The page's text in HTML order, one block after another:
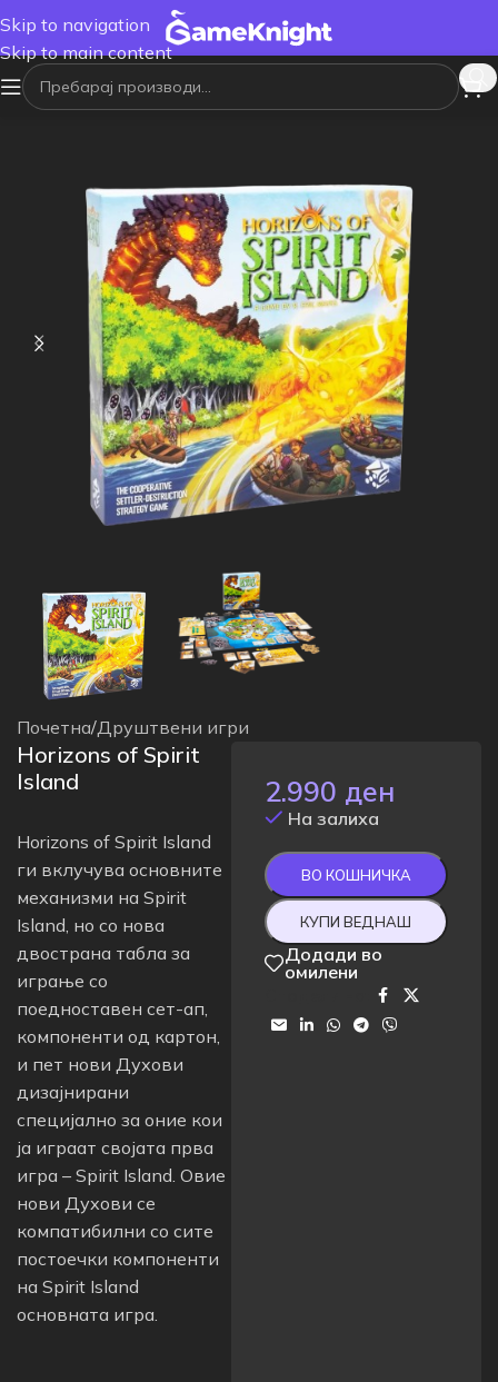
Skip to navigation
Skip to main content
Почетна/Друштвени игри
Horizons of Spirit
Island
Horizons of Spirit Island
ги вклучува основните
механизми на Spirit
Island, но со нова
двострана табла за
играње со
поедноставен сет-ап,
компоненти од картон,
и пет нови Духови
дизајнирани
специјално за оние кои
ја играат својата прва
игра – Spirit Island. Овие
нови Духови се
компатибилни со сите
постоечки компоненти
на Spirit Island
основната игра.
2.990 ден
На залиха
ВО КОШНИЧКА
КУПИ ВЕДНАШ
Додади во
омилени